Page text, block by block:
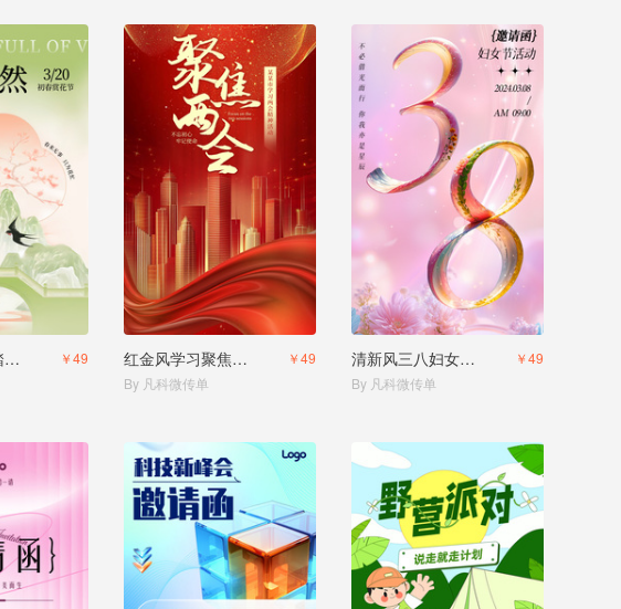
新中式风春日踏青邀请函
￥49
红金风学习聚焦两会精神邀请函
￥49
By 凡科微传单
清新风三八妇女节活动沙龙邀请函
￥49
By 凡科微传单